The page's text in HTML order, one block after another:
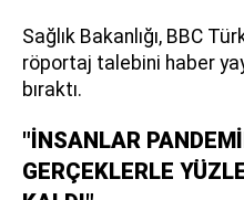
Sağlık Bakanlığı, BBC
röportaj talebini haber
bıraktı.
"İNSANLAR
GERÇEKLERLE